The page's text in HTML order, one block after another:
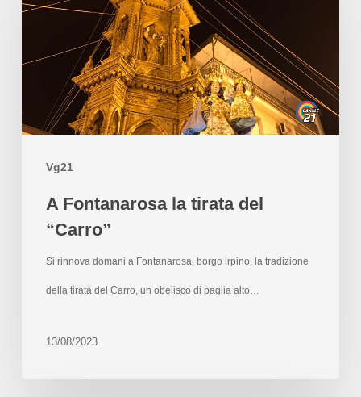
Vg21
A Fontanarosa la tirata del
“Carro”
Si rinnova domani a Fontanarosa, borgo irpino, la tradizione
della tirata del Carro, un obelisco di paglia alto…
13/08/2023